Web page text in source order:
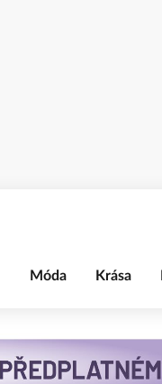
Móda Krása